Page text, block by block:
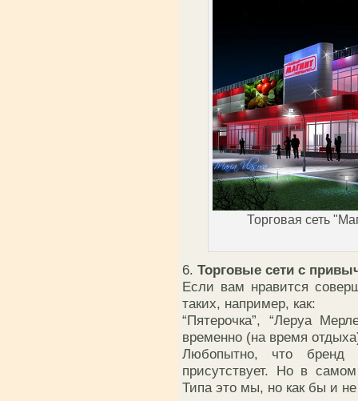
Торговая сеть
6. Торговые сети с
Если вам нравится
таких, например, как:
“Пятерочка”, “Леруа
временно (на время
Любопытно, что бренд
присутствует. Но в
Типа это мы, но как бы и